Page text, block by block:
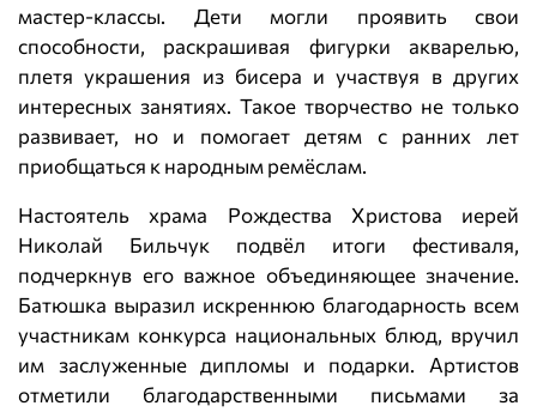
мастер-классы. Дети могли проявить свои
способности, раскрашивая фигурки акварелью,
плетя украшения из бисера и участвуя в других
интересных занятиях. Такое творчество не только
развивает, но и помогает детям с ранних лет
приобщаться к народным ремёслам.
Настоятель храма Рождества Христова иерей
Николай Бильчук подвёл итоги фестиваля,
подчеркнув его важное объединяющее значение.
Батюшка выразил искреннюю благодарность всем
участникам конкурса национальных блюд, вручил
им заслуженные дипломы и подарки. Артистов
отметили благодарственными письмами за